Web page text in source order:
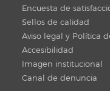
Encuesta de
Sellos de calidad
Aviso legal y Política
Accesibilidad
Imagen institucional
Canal de denuncia